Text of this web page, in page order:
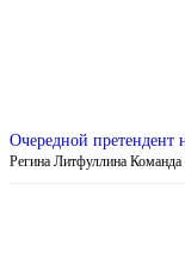
Очередной
Регина Литфуллина